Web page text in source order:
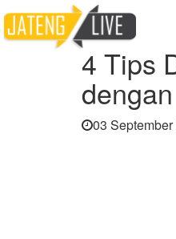
Home
4 Tips
03 September